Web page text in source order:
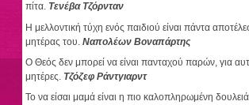
πίτα. Τενέβα Τζόρνταν
Η μελλοντική τύχη ενός παιδιού είναι πάντα
μητέρας του.Ναπολέων Βοναπάρτης
Ο Θεός δεν μπορεί να είναι πανταχού παρών, για
μητέρες. Τζόζεφ Ράντγιαρντ
To να είσαι μαμά είναι η πιο καλοπληρωμένη